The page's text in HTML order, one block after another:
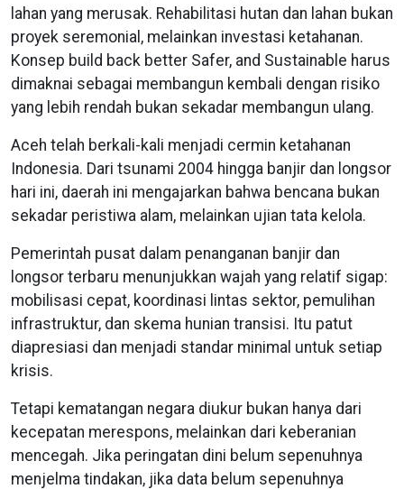
lahan yang merusak. Rehabilitasi hutan dan lahan bukan
proyek seremonial, melainkan investasi ketahanan.
Konsep build back better Safer, and Sustainable harus
dimaknai sebagai membangun kembali dengan risiko
yang lebih rendah bukan sekadar membangun ulang.
Aceh telah berkali-kali menjadi cermin ketahanan
Indonesia. Dari tsunami 2004 hingga banjir dan longsor
hari ini, daerah ini mengajarkan bahwa bencana bukan
sekadar peristiwa alam, melainkan ujian tata kelola.
Pemerintah pusat dalam penanganan banjir dan
longsor terbaru menunjukkan wajah yang relatif sigap:
mobilisasi cepat, koordinasi lintas sektor, pemulihan
infrastruktur, dan skema hunian transisi. Itu patut
diapresiasi dan menjadi standar minimal untuk setiap
krisis.
Tetapi kematangan negara diukur bukan hanya dari
kecepatan merespons, melainkan dari keberanian
mencegah. Jika peringatan dini belum sepenuhnya
menjelma tindakan, jika data belum sepenuhnya